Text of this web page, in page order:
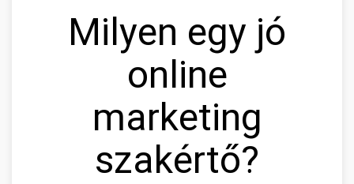
Milyen egy jó
online
marketing
szakértő?